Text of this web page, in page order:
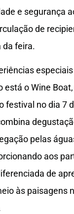
e segurança
de
da feira.
está o Wine
festival no dia 7
pelas
aos
de
às paisagens